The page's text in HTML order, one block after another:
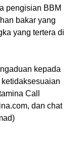
pengisian BBM
bakar yang
yang tertera di
kepada
Call
dan chat